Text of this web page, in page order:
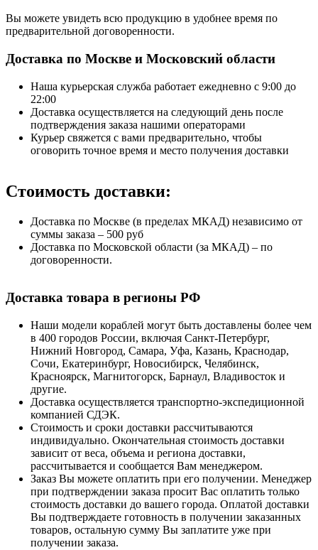
Вы можете увидеть всю продукцию в удобнее время по
предварительной договоренности.
Доставка по Москве и Московский области
Наша курьерская служба работает ежедневно с 9:00 до
22:00
Доставка осуществляется на следующий день после
подтверждения заказа нашими операторами
Курьер свяжется с вами предварительно, чтобы
оговорить точное время и место получения доставки
Стоимость доставки:
Доставка по Москве (в пределах МКАД) независимо от
суммы заказа – 500 руб
Доставка по Московской области (за МКАД) – по
договоренности.
Доставка товара в регионы РФ
Наши модели кораблей могут быть доставлены более чем
в 400 городов России, включая Санкт-Петербург,
Нижний Новгород, Самара, Уфа, Казань, Краснодар,
Сочи, Екатеринбург, Новосибирск, Челябинск,
Красноярск, Магнитогорск, Барнаул, Владивосток и
другие.
Доставка осуществляется транспортно-экспедиционной
компанией СДЭК.
Стоимость и сроки доставки рассчитываются
индивидуально. Окончательная стоимость доставки
зависит от веса, объема и региона доставки,
рассчитывается и сообщается Вам менеджером.
Заказ Вы можете оплатить при его получении. Менеджер
при подтверждении заказа просит Вас оплатить только
стоимость доставки до вашего города. Оплатой доставки
Вы подтверждаете готовность в получении заказанных
товаров, остальную сумму Вы заплатите уже при
получении заказа.